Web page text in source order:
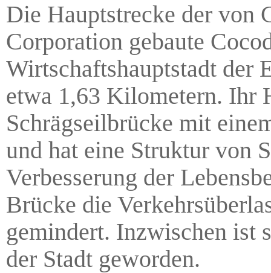
Die Hauptstrecke der von
Corporation gebaute
Wirtschaftshauptstadt der
etwa 1,63 Kilometern. Ihr
Schrägseilbrücke mit
und hat eine Struktur von
Verbesserung der
Brücke die
gemindert. Inzwischen ist
der Stadt geworden.